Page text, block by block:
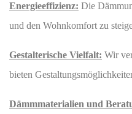
Energieeffizienz: Die
und den Wohnkomfort zu
Gestalterische Vielfalt: Wir
bieten
Dämmmaterialien und